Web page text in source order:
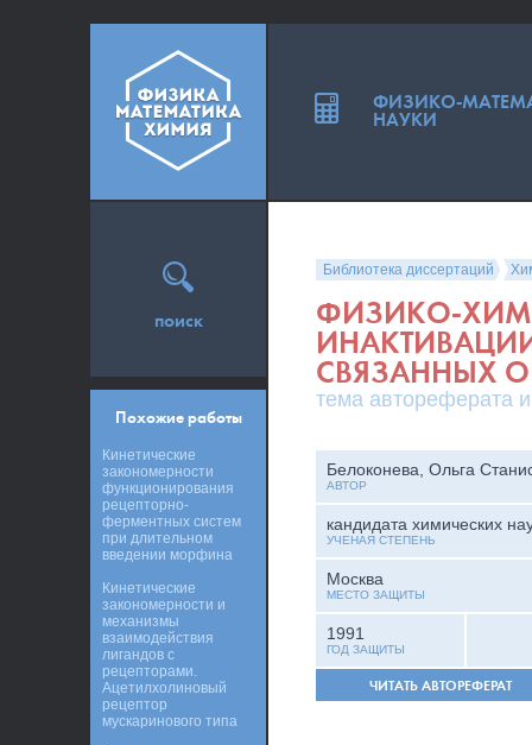
Библиотека диссертаций
ФИЗИКО-
СВЯЗАННЫХ
тема автореферата
Белоконева, Ольга
АВТОР
кандидата химических
УЧЕНАЯ СТЕПЕНЬ
Москва
МЕСТО ЗАЩИТЫ
1991
ГОД ЗАЩИТЫ
ЧИТАТЬ АВТОРЕФЕРАТ
поиск
Похожие работы
Кинетические
закономерности
функционирования
рецепторно-
ферментных систем
при длительном
введении морфина
Кинетические
закономерности и
механизмы
взаимодействия
лигандов с
рецепторами.
Ацетилхолиновый
рецептор
мускаринового типа
ФИЗИКО-
НАУКИ